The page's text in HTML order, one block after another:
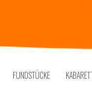
FUNDSTÜCKE